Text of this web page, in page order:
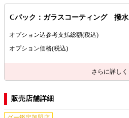
Cパック：ガラスコーティング 撥水
オプション込参考支払総額(税込)
オプション価格(税込)
さらに詳しく
販売店舗詳細